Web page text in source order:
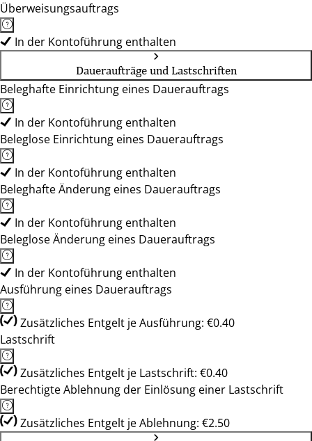
Überweisungsauftrags
In der Kontoführung enthalten
Daueraufträge und Lastschriften
Beleghafte Einrichtung eines Dauerauftrags
In der Kontoführung enthalten
Beleglose Einrichtung eines Dauerauftrags
In der Kontoführung enthalten
Beleghafte Änderung eines Dauerauftrags
In der Kontoführung enthalten
Beleglose Änderung eines Dauerauftrags
In der Kontoführung enthalten
Ausführung eines Dauerauftrags
Zusätzliches Entgelt je Ausführung: €0.40
Lastschrift
Zusätzliches Entgelt je Lastschrift: €0.40
Berechtigte Ablehnung der Einlösung einer Lastschrift
Zusätzliches Entgelt je Ablehnung: €2.50